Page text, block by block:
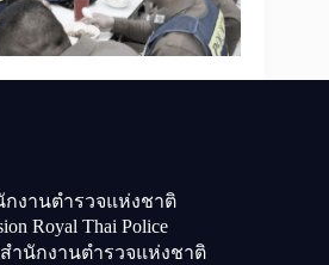
กงานตำรวจแห่งชาติ
Royal Thai Police
ำนักงานตำรวจแห่งชาติ